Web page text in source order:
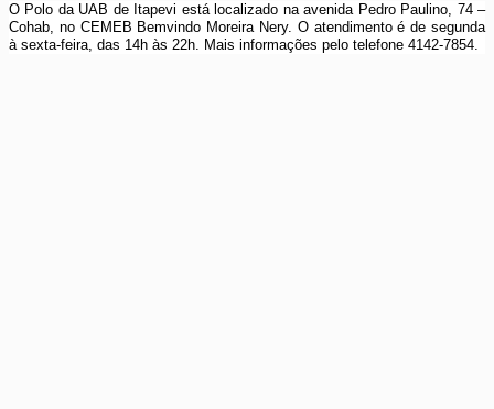
O Polo da UAB de Itapevi está localizado na avenida Pedro Paulino, 74 –
Cohab, no CEMEB Bemvindo Moreira Nery. O atendimento é de segunda
à sexta-feira, das 14h às 22h. Mais informações pelo telefone 4142-7854.